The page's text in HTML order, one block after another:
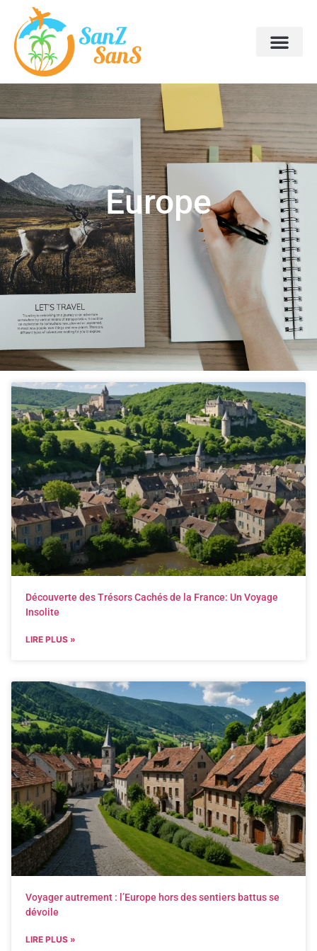
Europe
Découverte des Trésors Cachés de la France: Un Voyage
Insolite
LIRE PLUS »
Voyager autrement : l’Europe hors des sentiers battus se
dévoile
LIRE PLUS »